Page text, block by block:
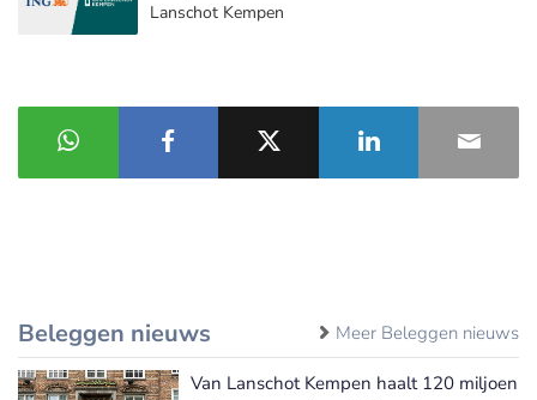
Lanschot Kempen
Beleggen nieuws Meer Beleggen nieuws
Van Lanschot Kempen haalt 120 miljoen